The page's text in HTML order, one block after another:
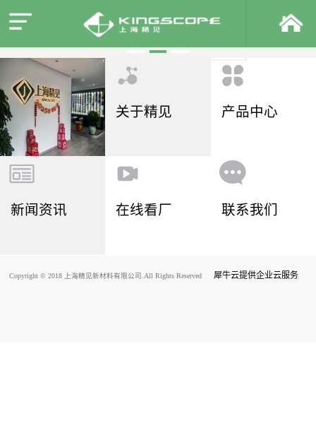
关于精见 产品中心
新闻资讯 在线看厂 联系我们
Copyright © 2018 上海精见新材料有限公司.All Rights Reserved 犀牛云提供企业云服务